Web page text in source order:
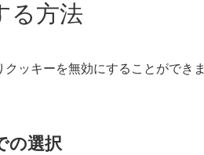
る方法
ッキーを無効にすることがで
の選択